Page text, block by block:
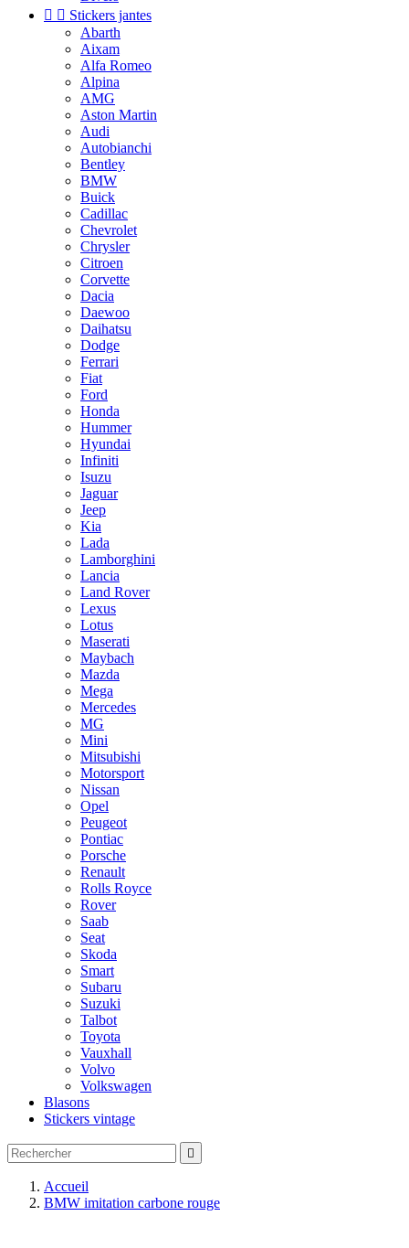
  Stickers jantes
Abarth
Aixam
Alfa Romeo
Alpina
AMG
Aston Martin
Audi
Autobianchi
Bentley
BMW
Buick
Cadillac
Chevrolet
Chrysler
Citroen
Corvette
Dacia
Daewoo
Daihatsu
Dodge
Ferrari
Fiat
Ford
Honda
Hummer
Hyundai
Infiniti
Isuzu
Jaguar
Jeep
Kia
Lada
Lamborghini
Lancia
Land Rover
Lexus
Lotus
Maserati
Maybach
Mazda
Mega
Mercedes
MG
Mini
Mitsubishi
Motorsport
Nissan
Opel
Peugeot
Pontiac
Porsche
Renault
Rolls Royce
Rover
Saab
Seat
Skoda
Smart
Subaru
Suzuki
Talbot
Toyota
Vauxhall
Volvo
Volkswagen
Blasons
Stickers vintage

Accueil
BMW imitation carbone rouge